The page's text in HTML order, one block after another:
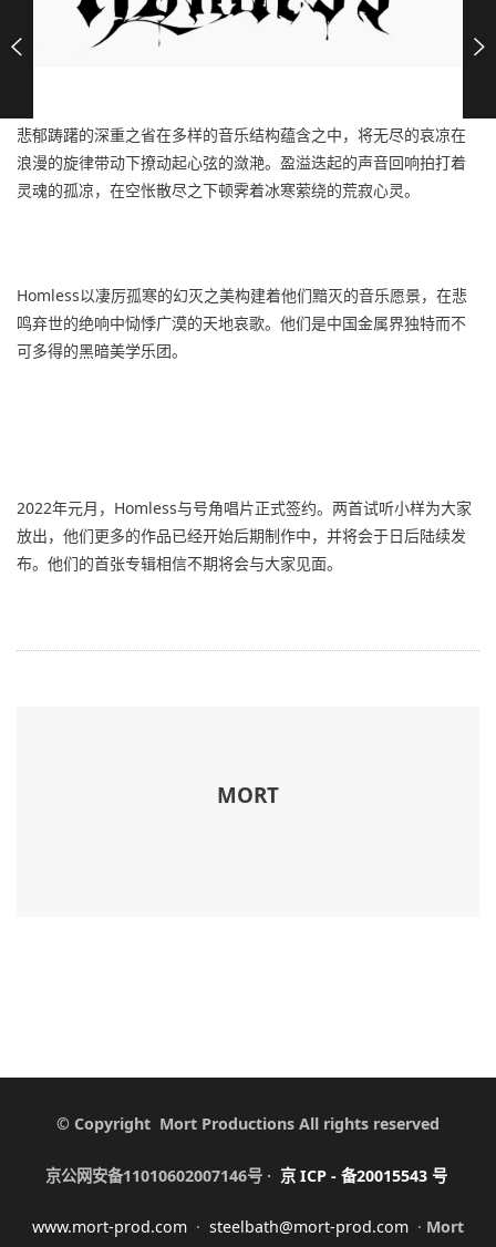
悲郁踌躇的深重之省在多样的音乐结构蕴含之中，将无尽的哀凉在
浪漫的旋律带动下撩动起心弦的潋滟。盈溢迭起的声音回响拍打着
灵魂的孤凉，在空怅散尽之下顿霁着冰寒萦绕的荒寂心灵。
Homless以凄厉孤寒的幻灭之美构建着他们黯灭的音乐愿景，在悲
鸣弃世的绝响中恸悸广漠的天地哀歌。他们是中国金属界独特而不
可多得的黑暗美学乐团。
2022年元月，Homless与号角唱片正式签约。两首试听小样为大家
放出，他们更多的作品已经开始后期制作中，并将会于日后陆续发
布。他们的首张专辑相信不期将会与大家见面。
MORT
© Copyright Mort Productions All rights reserved
京公网安备11010602007146号 · 京ICP - 备20015543 号
www.mort-prod.com · steelbath@mort-prod.com · Mort